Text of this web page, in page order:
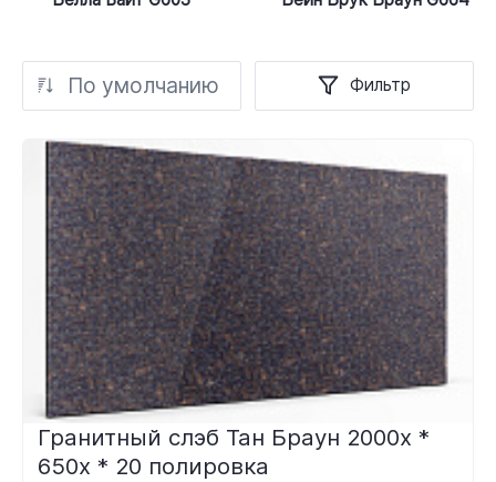
По умолчанию Фильтр
Гранитный слэб Тан Браун 2000х *
650х * 20 полировка